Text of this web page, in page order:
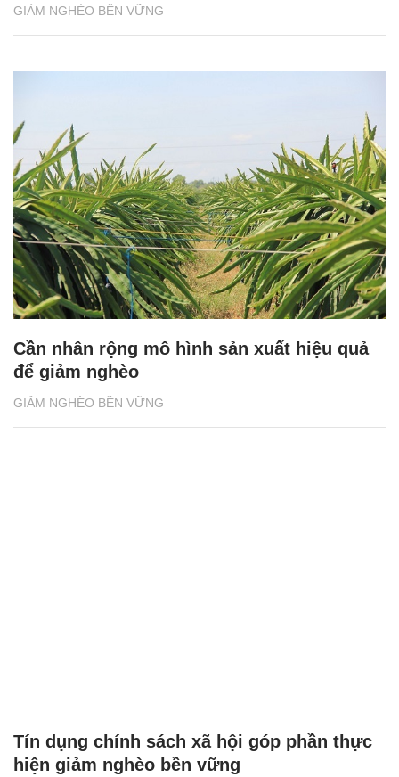
GIẢM NGHÈO BỀN VỮNG
GIẢM NGHÈO BỀN VỮNG
Cần nhân rộng mô hình sản xuất hiệu quả
để giảm nghèo
Tín dụng chính sách xã hội góp phần thực
hiện giảm nghèo bền vững